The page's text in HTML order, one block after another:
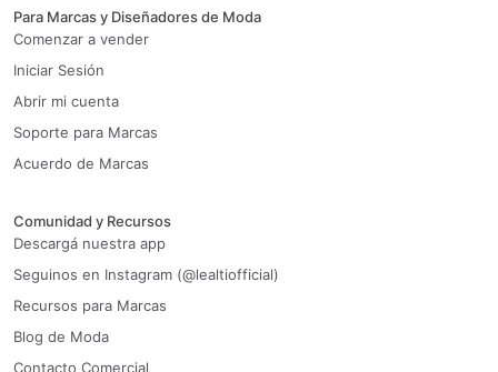
Para Marcas y Diseñadores de Moda
Comenzar a vender
Iniciar Sesión
Abrir mi cuenta
Soporte para Marcas
Acuerdo de Marcas
Comunidad y Recursos
Descargá nuestra app
Seguinos en Instagram (@lealtiofficial)
Recursos para Marcas
Blog de Moda
Contacto Comercial